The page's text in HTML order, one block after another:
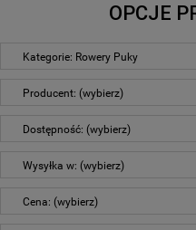
OPCJE
Kategorie: Rowery Puky
Producent: (wybierz)
Dostępność: (wybierz)
Wysyłka w: (wybierz)
Cena: (wybierz)